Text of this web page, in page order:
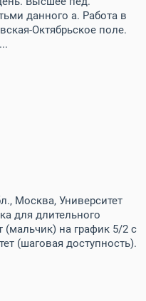
данного а. Работа в
Октябрьское поле.
Москва, Университет
для длительного
(мальчик) на график 5/2 с
(шаговая доступность).